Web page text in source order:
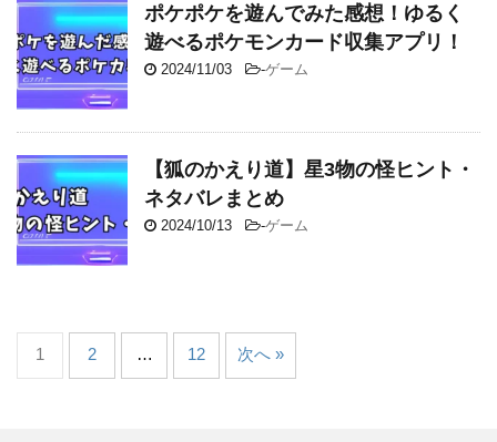
ポケポケを遊んでみた感想！ゆるく
遊べるポケモンカード収集アプリ！
2024/11/03 -ゲーム
【狐のかえり道】星3物の怪ヒント・
ネタバレまとめ
2024/10/13 -ゲーム
1 2 … 12 次へ »